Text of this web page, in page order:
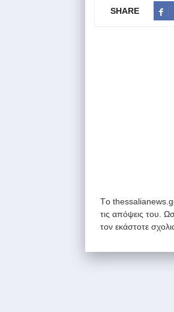
SHARE
Tο thessalianews.gr
τις απόψεις του.
τον εκάστοτε